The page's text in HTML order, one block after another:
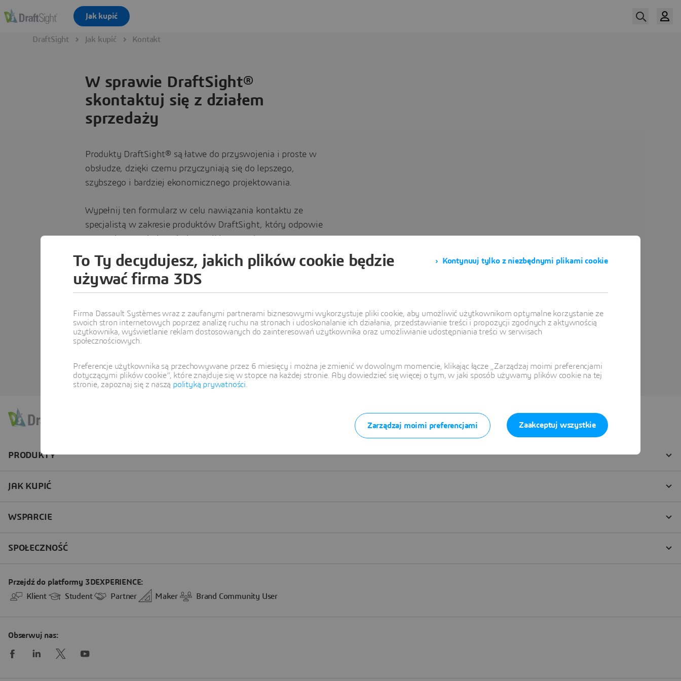
DraftSight Jak kupić Kontakt
W sprawie DraftSight®
skontaktuj się z działem
sprzedaży
Produkty DraftSight® są łatwe do przyswojenia i proste w
obsłudze, dzięki czemu przyczyniają się do lepszego,
szybszego i bardziej ekonomicznego projektowania.
Wypełnij ten formularz w celu nawiązania kontaktu ze
specjalistą w zakresie produktów DraftSight, który odpowie
Ceny produktów
Opcje licencjonowania
Znalezienie lokalnego dystrybutora
Usługi subskrypcji i pomoc techniczna
Kontynuuj tylko z niezbędnymi plikami cookie
To Ty decydujesz, jakich plików cookie będzie
używać firma 3DS
Firma Dassault Systèmes wraz z zaufanymi partnerami biznesowymi wykorzystuje pliki cookie, aby umożliwić użytkownikom optymalne korzystanie ze
swoich stron internetowych poprzez analizę ruchu na stronach i udoskonalanie ich działania, przedstawianie treści i propozycji zgodnych z aktywnością
użytkownika, wyświetlanie reklam dostosowanych do zainteresowań użytkownika oraz umożliwianie udostępniania treści w serwisach
społecznościowych.
Preferencje użytkownika są przechowywane przez 6 miesięcy i można je zmienić w dowolnym momencie, klikając łącze „Zarządzaj moimi preferencjami
dotyczącymi plików cookie”, które znajduje się w stopce na każdej stronie. Aby dowiedzieć się więcej o tym, w jaki sposób używamy plików cookie na tej
stronie, zapoznaj się z naszą polityką prywatności
Zaakceptuj wszystkie
Zarządzaj moimi preferencjami